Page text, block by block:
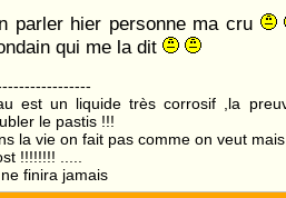
parler hier personne ma cru
qui me la dit
est un liquide très corrosif ,la
le pastis !!!
la vie on fait pas comme on veut
!!!!!!!! .....
finira jamais